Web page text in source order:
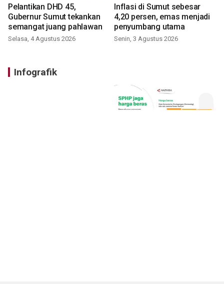
Pelantikan DHD 45,
Gubernur Sumut tekankan
semangat juang pahlawan
Selasa, 4 Agustus 2026
Inflasi di Sumut sebesar
4,20 persen, emas menjadi
penyumbang utama
Senin, 3 Agustus 2026
Infografik